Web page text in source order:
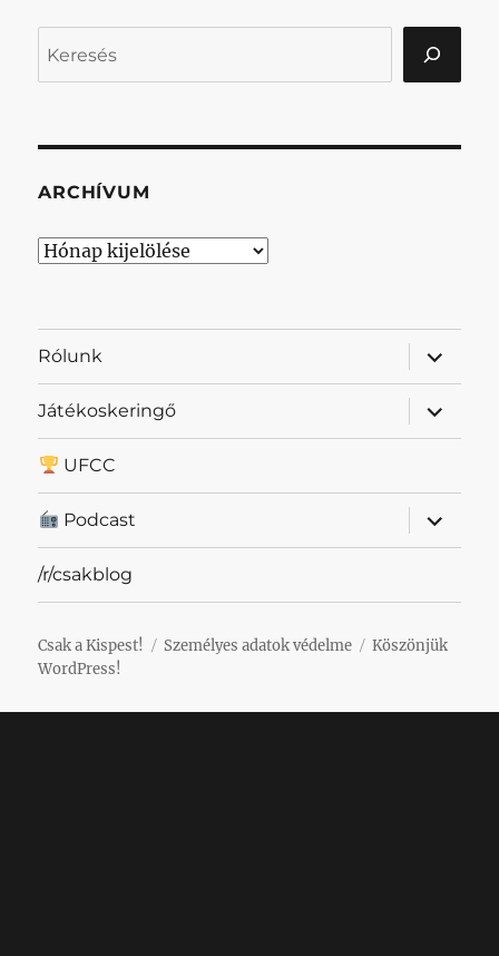
ARCHÍVUM
Archívum
Rólunk
almenü
Játékoskeringő
almenü
UFCC
Podcast
almenü
/r/csakblog
Csak a Kispest! Személyes adatok védelme
Köszönjük
WordPress!